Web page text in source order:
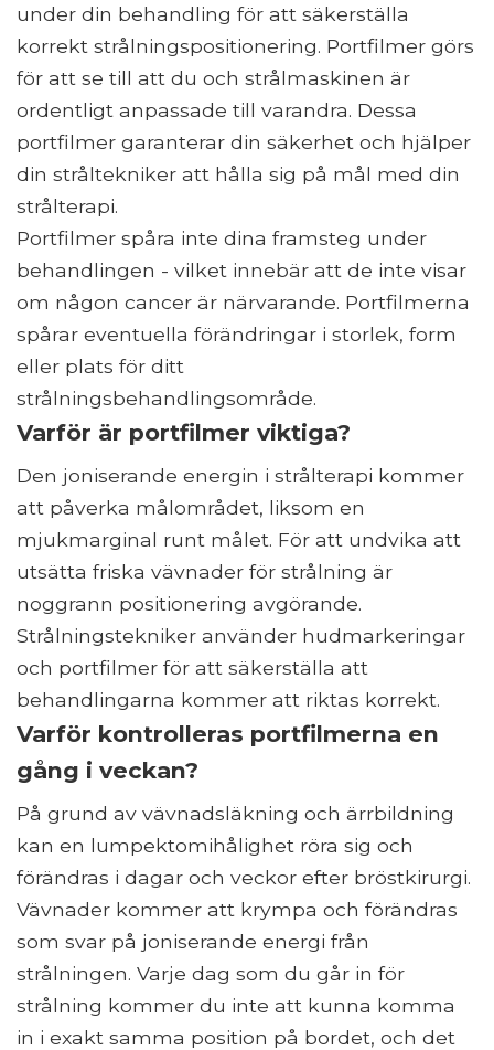
under din behandling för att säkerställa
korrekt strålningspositionering. Portfilmer görs
för att se till att du och strålmaskinen är
ordentligt anpassade till varandra. Dessa
portfilmer garanterar din säkerhet och hjälper
din stråltekniker att hålla sig på mål med din
strålterapi.
Portfilmer spåra inte dina framsteg under
behandlingen - vilket innebär att de inte visar
om någon cancer är närvarande. Portfilmerna
spårar eventuella förändringar i storlek, form
eller plats för ditt
strålningsbehandlingsområde.
Varför är portfilmer viktiga?
Den joniserande energin i strålterapi kommer
att påverka målområdet, liksom en
mjukmarginal runt målet. För att undvika att
utsätta friska vävnader för strålning är
noggrann positionering avgörande.
Strålningstekniker använder hudmarkeringar
och portfilmer för att säkerställa att
behandlingarna kommer att riktas korrekt.
Varför kontrolleras portfilmerna en
gång i veckan?
På grund av vävnadsläkning och ärrbildning
kan en lumpektomihålighet röra sig och
förändras i dagar och veckor efter bröstkirurgi.
Vävnader kommer att krympa och förändras
som svar på joniserande energi från
strålningen. Varje dag som du går in för
strålning kommer du inte att kunna komma
in i exakt samma position på bordet, och det